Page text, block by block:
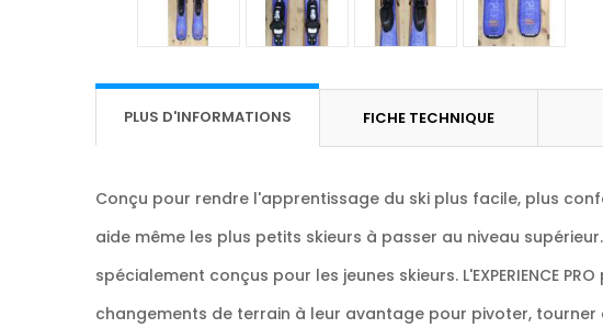
PLUS D'INFORMATIONS FICHE TECHNIQUE
Conçu pour rendre l'apprentissage du ski plus facile, plus
aide même les plus petits skieurs à passer au niveau
spécialement conçus pour les jeunes skieurs. L'EXPERIENCE
changements de terrain à leur avantage pour pivoter,